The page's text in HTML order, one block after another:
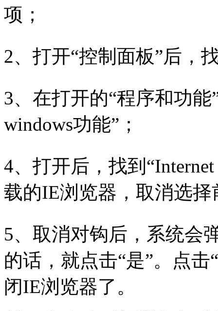
项；
2、打开“控制面板”后，
3、在打开的“程序和功
windows功能”；
4、打开后，找到
载的IE浏览器，取消选
5、取消对钩后，系统会
的话，就点击“是”。点
闭IE浏览器了。